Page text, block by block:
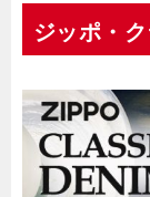
ジッポ・